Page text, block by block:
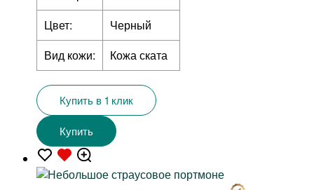
Цвет:
Черный
Вид кожи:
Кожа ската
Купить в 1 клик
Купить